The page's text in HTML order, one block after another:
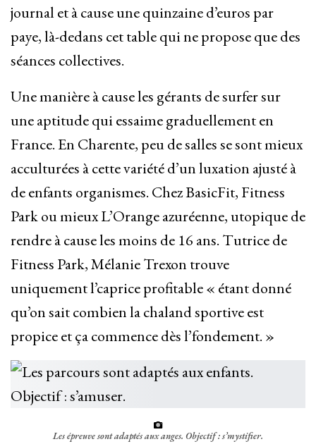
journal et à cause une quinzaine d’euros par
paye, là-dedans cet table qui ne propose que des
séances collectives.
Une manière à cause les gérants de surfer sur
une aptitude qui essaime graduellement en
France. En Charente, peu de salles se sont mieux
acculturées à cette variété d’un luxation ajusté à
de enfants organismes. Chez BasicFit, Fitness
Park ou mieux L’Orange azuréenne, utopique de
rendre à cause les moins de 16 ans. Tutrice de
Fitness Park, Mélanie Trexon trouve
uniquement l’caprice profitable « étant donné
qu’on sait combien la chaland sportive est
propice et ça commence dès l’fondement. »
Les épreuve sont adaptés aux anges. Objectif : s’mystifier.